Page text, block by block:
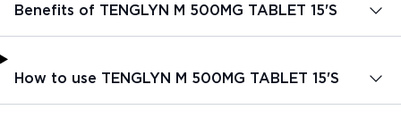
Benefits of TENGLYN M 500MG TABLET 15'S
How to use TENGLYN M 500MG TABLET 15'S